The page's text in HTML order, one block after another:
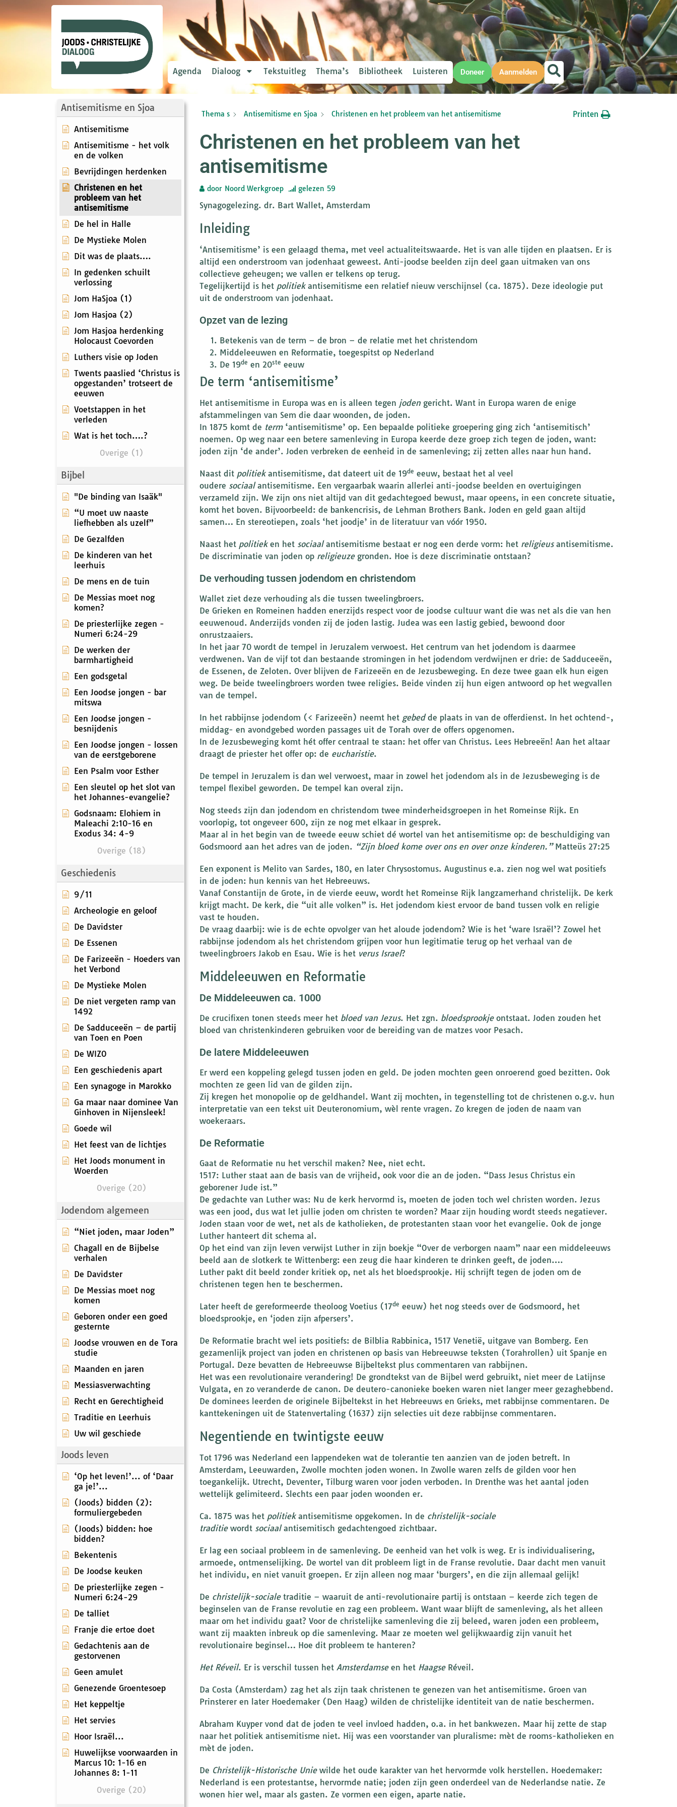
Agenda Dialoog Tekstuitleg Thema’s Bibliotheek Luisteren Doneer Aanmelden
Antisemitisme en Sjoa
Antisemitisme
Antisemitisme - het volk
en de volken
Bevrijdingen herdenken
Christenen en het
probleem van het
antisemitisme
De hel in Halle
De Mystieke Molen
Dit was de plaats….
In gedenken schuilt
verlossing
Jom HaSjoa (1)
Jom Hasjoa (2)
Jom Hasjoa herdenking
Holocaust Coevorden
Luthers visie op Joden
Twents paaslied ‘Christus is
opgestanden’ trotseert de
eeuwen
Voetstappen in het
verleden
Wat is het toch….?
Overige (1)
Bijbel
"De binding van Isaäk"
“U moet uw naaste
liefhebben als uzelf”
De Gezalfden
De kinderen van het
leerhuis
De mens en de tuin
De Messias moet nog
komen?
De priesterlijke zegen -
Numeri 6:24-29
De werken der
barmhartigheid
Een godsgetal
Een Joodse jongen - bar
mitswa
Een Joodse jongen -
besnijdenis
Een Joodse jongen - lossen
van de eerstgeborene
Een Psalm voor Esther
Een sleutel op het slot van
het Johannes-evangelie?
Godsnaam: Elohiem in
Maleachi 2:10-16 en
Exodus 34: 4-9
Overige (18)
Geschiedenis
9/11
Archeologie en geloof
De Davidster
De Essenen
De Farizeeën - Hoeders van
het Verbond
De Mystieke Molen
De niet vergeten ramp van
1492
De Sadduceeën – de partij
van Toen en Poen
De WIZO
Een geschiedenis apart
Een synagoge in Marokko
Ga maar naar dominee Van
Ginhoven in Nijensleek!
Goede wil
Het feest van de lichtjes
Het Joods monument in
Woerden
Overige (20)
Jodendom algemeen
“Niet joden, maar Joden”
Chagall en de Bijbelse
verhalen
De Davidster
De Messias moet nog
komen
Geboren onder een goed
gesternte
Joodse vrouwen en de Tora
studie
Maanden en jaren
Messiasverwachting
Recht en Gerechtigheid
Traditie en Leerhuis
Uw wil geschiede
Joods leven
‘Op het leven!’... of ‘Daar
ga je!’...
(Joods) bidden (2):
formuliergebeden
(Joods) bidden: hoe
bidden?
Bekentenis
De Joodse keuken
De priesterlijke zegen -
Numeri 6:24-29
De talliet
Franje die ertoe doet
Gedachtenis aan de
gestorvenen
Geen amulet
Genezende Groentesoep
Het keppeltje
Het servies
Hoor Israël...
Huwelijkse voorwaarden in
Marcus 10: 1-16 en
Johannes 8: 1-11
Overige (20)
Thema s Antisemitisme en Sjoa Christenen en het probleem van het antisemitisme Printen
Christenen en het probleem van het
antisemitisme
door Noord Werkgroep gelezen 59
Synagogelezing. dr. Bart Wallet, Amsterdam
Inleiding
‘Antisemitisme’ is een gelaagd thema, met veel actualiteitswaarde. Het is van alle tijden en plaatsen. Er is
altijd een onderstroom van jodenhaat geweest. Anti-joodse beelden zijn deel gaan uitmaken van ons
collectieve geheugen; we vallen er telkens op terug.
Tegelijkertijd is het politiekantisemitisme een relatief nieuw verschijnsel (ca. 1875). Deze ideologie put
uit de onderstroom van jodenhaat.
Opzet van de lezing
Betekenis van de term – de bron – de relatie met het christendom
Middeleeuwen en Reformatie, toegespitst op Nederland
De 19de en 20ste eeuw
De term ‘antisemitisme’
Het antisemitisme in Europa was en is alleen tegen jodengericht. Want in Europa waren de enige
afstammelingen van Sem die daar woonden, de joden.
In 1875 komt de term‘antisemitisme’ op. Een bepaalde politieke groepering ging zich ‘antisemitisch’
noemen. Op weg naar een betere samenleving in Europa keerde deze groep zich tegen de joden, want:
joden zijn ‘de ander’. Joden verbreken de eenheid in de samenleving; zij zetten alles naar hun hand.
Naast dit politiekantisemitisme, dat dateert uit de 19de eeuw, bestaat het al veel
oudere sociaalantisemitisme. Een vergaarbak waarin allerlei anti-joodse beelden en overtuigingen
verzameld zijn. We zijn ons niet altijd van dit gedachtegoed bewust, maar opeens, in een concrete situatie,
komt het boven. Bijvoorbeeld: de bankencrisis, de Lehman Brothers Bank. Joden en geld gaan altijd
samen… En stereotiepen, zoals ‘het joodje’ in de literatuur van vóór 1950.
Naast het politieken het sociaalantisemitisme bestaat er nog een derde vorm: het religieus antisemitisme.
De discriminatie van joden op religieuzegronden. Hoe is deze discriminatie ontstaan?
De verhouding tussen jodendom en christendom
Wallet ziet deze verhouding als die tussen tweelingbroers.
De Grieken en Romeinen hadden enerzijds respect voor de joodse cultuur want die was net als die van hen
eeuwenoud. Anderzijds vonden zij de joden lastig. Judea was een lastig gebied, bewoond door
onrustzaaiers.
In het jaar 70 wordt de tempel in Jeruzalem verwoest. Het centrum van het jodendom is daarmee
verdwenen. Van de vijf tot dan bestaande stromingen in het jodendom verdwijnen er drie: de Sadduceeën,
de Essenen, de Zeloten. Over blijven de Farizeeën en de Jezusbeweging. En deze twee gaan elk hun eigen
weg. De beide tweelingbroers worden twee religies. Beide vinden zij hun eigen antwoord op het wegvallen
van de tempel.
In het rabbijnse jodendom (< Farizeeën) neemt het gebedde plaats in van de offerdienst. In het ochtend-,
middag- en avondgebed worden passages uit de Torah over de offers opgenomen.
In de Jezusbeweging komt hét offer centraal te staan: het offer van Christus. Lees Hebreeën! Aan het altaar
draagt de priester het offer op: de eucharistie.
De tempel in Jeruzalem is dan wel verwoest, maar in zowel het jodendom als in de Jezusbeweging is de
tempel flexibel geworden. De tempel kan overal zijn.
Nog steeds zijn dan jodendom en christendom twee minderheidsgroepen in het Romeinse Rijk. En
voorlopig, tot ongeveer 600, zijn ze nog met elkaar in gesprek.
Maar al in het begin van de tweede eeuw schiet dé wortel van het antisemitisme op: de beschuldiging van
Godsmoord aan het adres van de joden. “Zijn bloed kome over ons en over onze kinderen.” Matteüs 27:25
Een exponent is Melito van Sardes, 180, en later Chrysostomus. Augustinus e.a. zien nog wel wat positiefs
in de joden: hun kennis van het Hebreeuws.
Vanaf Constantijn de Grote, in de vierde eeuw, wordt het Romeinse Rijk langzamerhand christelijk. De kerk
krijgt macht. De kerk, die “uit alle volken” is. Het jodendom kiest ervoor de band tussen volk en religie
vast te houden.
De vraag daarbij: wie is de echte opvolger van het aloude jodendom? Wie is het ‘ware Israël’? Zowel het
rabbijnse jodendom als het christendom grijpen voor hun legitimatie terug op het verhaal van de
tweelingbroers Jakob en Esau. Wie is het verus Israel?
Middeleeuwen en Reformatie
De Middeleeuwen ca. 1000
De crucifixen tonen steeds meer het bloed van Jezus. Het zgn. bloedsprookje ontstaat. Joden zouden het
bloed van christenkinderen gebruiken voor de bereiding van de matzes voor Pesach.
De latere Middeleeuwen
Er werd een koppeling gelegd tussen joden en geld. De joden mochten geen onroerend goed bezitten. Ook
mochten ze geen lid van de gilden zijn.
Zij kregen het monopolie op de geldhandel. Want zij mochten, in tegenstelling tot de christenen o.g.v. hun
interpretatie van een tekst uit Deuteronomium, wèl rente vragen. Zo kregen de joden de naam van
woekeraars.
De Reformatie
Gaat de Reformatie nu het verschil maken? Nee, niet echt.
1517: Luther staat aan de basis van de vrijheid, ook voor die an de joden. “Dass Jesus Christus ein
geborener Jude ist.”
De gedachte van Luther was: Nu de kerk hervormd is, moeten de joden toch wel christen worden. Jezus
was een jood, dus wat let jullie joden om christen te worden? Maar zijn houding wordt steeds negatiever.
Joden staan voor de wet, net als de katholieken, de protestanten staan voor het evangelie. Ook de jonge
Luther hanteert dit schema al.
Op het eind van zijn leven verwijst Luther in zijn boekje “Over de verborgen naam” naar een middeleeuws
beeld aan de slotkerk te Wittenberg: een zeug die haar kinderen te drinken geeft, de joden….
Luther pakt dit beeld zonder kritiek op, net als het bloedsprookje. Hij schrijft tegen de joden om de
christenen tegen hen te beschermen.
Later heeft de gereformeerde theoloog Voetius (17de eeuw) het nog steeds over de Godsmoord, het
bloedsprookje, en ‘joden zijn afpersers’.
De Reformatie bracht wel iets positiefs: de Bilblia Rabbinica, 1517 Venetië, uitgave van Bomberg. Een
gezamenlijk project van joden en christenen op basis van Hebreeuwse teksten (Torahrollen) uit Spanje en
Portugal. Deze bevatten de Hebreeuwse Bijbeltekst plus commentaren van rabbijnen.
Het was een revolutionaire verandering! De grondtekst van de Bijbel werd gebruikt, niet meer de Latijnse
Vulgata, en zo veranderde de canon. De deutero-canonieke boeken waren niet langer meer gezaghebbend.
De dominees leerden de originele Bijbeltekst in het Hebreeuws en Grieks, met rabbijnse commentaren. De
kanttekeningen uit de Statenvertaling (1637) zijn selecties uit deze rabbijnse commentaren.
Negentiende en twintigste eeuw
Tot 1796 was Nederland een lappendeken wat de tolerantie ten aanzien van de joden betreft. In
Amsterdam, Leeuwarden, Zwolle mochten joden wonen. In Zwolle waren zelfs de gilden voor hen
toegankelijk. Utrecht, Deventer, Tilburg waren voor joden verboden. In Drenthe was het aantal joden
wettelijk gelimiteerd. Slechts een paar joden woonden er.
Ca. 1875 was het politiekantisemitisme opgekomen. In de christelijk-sociale
traditiewordt sociaalantisemitisch gedachtengoed zichtbaar.
Er lag een sociaal probleem in de samenleving. De eenheid van het volk is weg. Er is individualisering,
armoede, ontmenselijking. De wortel van dit probleem ligt in de Franse revolutie. Daar dacht men vanuit
het individu, en niet vanuit groepen. Er zijn alleen nog maar ‘burgers’, en die zijn allemaal gelijk!
De christelijk-socialetraditie – waaruit de anti-revolutionaire partij is ontstaan – keerde zich tegen de
beginselen van de Franse revolutie en zag een probleem. Want waar blijft de samenleving, als het alleen
maar om het individu gaat? Voor de christelijke samenleving die zij beleed, waren joden een probleem,
want zij maakten inbreuk op die samenleving. Maar ze moeten wel gelijkwaardig zijn vanuit het
revolutionaire beginsel… Hoe dit probleem te hanteren?
Het Réveil. Er is verschil tussen het Amsterdamseen het HaagseRéveil.
Da Costa (Amsterdam) zag het als zijn taak christenen te genezen van het antisemitisme. Groen van
Prinsterer en later Hoedemaker (Den Haag) wilden de christelijke identiteit van de natie beschermen.
Abraham Kuyper vond dat de joden te veel invloed hadden, o.a. in het bankwezen. Maar hij zette de stap
naar het politiek antisemitisme niet. Hij was een voorstander van pluralisme: mèt de rooms-katholieken en
mèt de joden.
De Christelijk-Historische Uniewilde het oude karakter van het hervormde volk herstellen. Hoedemaker:
Nederland is een protestantse, hervormde natie; joden zijn geen onderdeel van de Nederlandse natie. Ze
wonen hier wel, maar als gasten. Ze vormen een eigen, aparte natie.